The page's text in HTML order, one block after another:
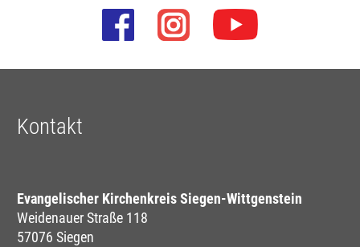
Kontakt
Evangelischer Kirchenkreis Siegen-Wittgenstein
Weidenauer Straße 118
57076 Siegen